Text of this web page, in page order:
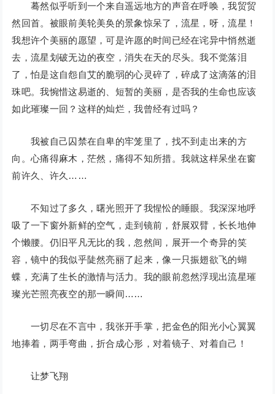
蓦然似乎听到一个来自遥远地方的声音在呼唤，我贸贸
然回首。被眼前美轮美奂的景象惊呆了，流星，呀，流星！
我想许个美丽的愿望，可是许愿的时间已经在诧异中悄然逝
去，流星划破无边的夜空，消失在天的尽头。我不觉落泪
了，怕是这自怨自艾的脆弱的心灵碎了，碎成了这滴落的泪
珠吧。我惋惜这易逝的、短暂的美丽，是否我的生命也应该
如此璀璨一回？这样的灿烂，我曾经有过吗？
我被自己囚禁在自卑的牢笼里了，找不到走出来的方
向。心痛得麻木，茫然，痛得不知所措。我就这样呆坐在窗
前许久、许久……
不知过了多久，曙光照开了我惺忪的睡眼。我深深地呼
吸了一下窗外新鲜的空气，走到镜前，舒展双臂，长长地伸
个懒腰。仍旧平凡无比的我，忽然间，展开一个奇异的笑
容，镜中的我似乎陡然亮丽了起来，像一只振翅欲飞的蝴
蝶，充满了生长的激情与活力。我的眼前忽然浮现出流星璀
璨光芒照亮夜空的那一瞬间……
一切尽在不言中，我张开手掌，把金色的阳光小心翼翼
地捧着，两手弯曲，折合成心形，对着镜子、对着自己！
让梦飞翔